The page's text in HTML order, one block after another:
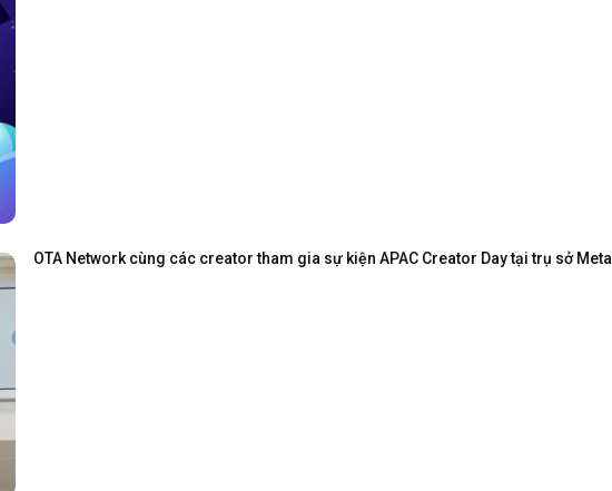
OTA Network cùng các creator tham gia sự kiện APAC Creator Day tại trụ sở Meta